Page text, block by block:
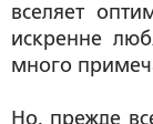
вселяет
искренне
много
Но, прежде